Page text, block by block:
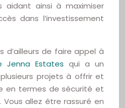
aidant ainsi à maximiser
dans l’investissement
d’ailleurs de faire appel à
Jenna Estates qui a un
projets à offrir et
en termes de sécurité et
Vous allez être rassuré en